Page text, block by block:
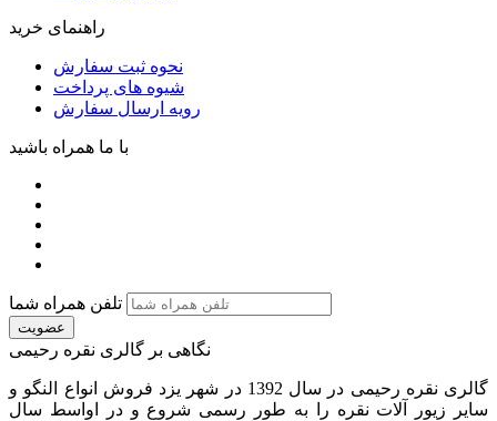
راهنمای خرید
نحوه ثبت سفارش
شیوه های پرداخت
رویه ارسال سفارش
با ما همراه باشید
تلفن همراه شما
عضویت
نگاهی بر گالری نقره رحیمی
گالری نقره رحیمی در سال 1392 در شهر یزد فروش انواع النگو و
سایر زیور آلات نقره را به طور رسمی شروع و در اواسط سال